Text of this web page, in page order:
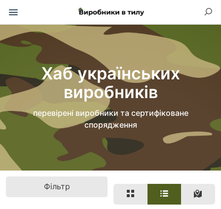
Хаб українських
виробників
перевірені виробники та сертифіковане
спорядження
Фільтр